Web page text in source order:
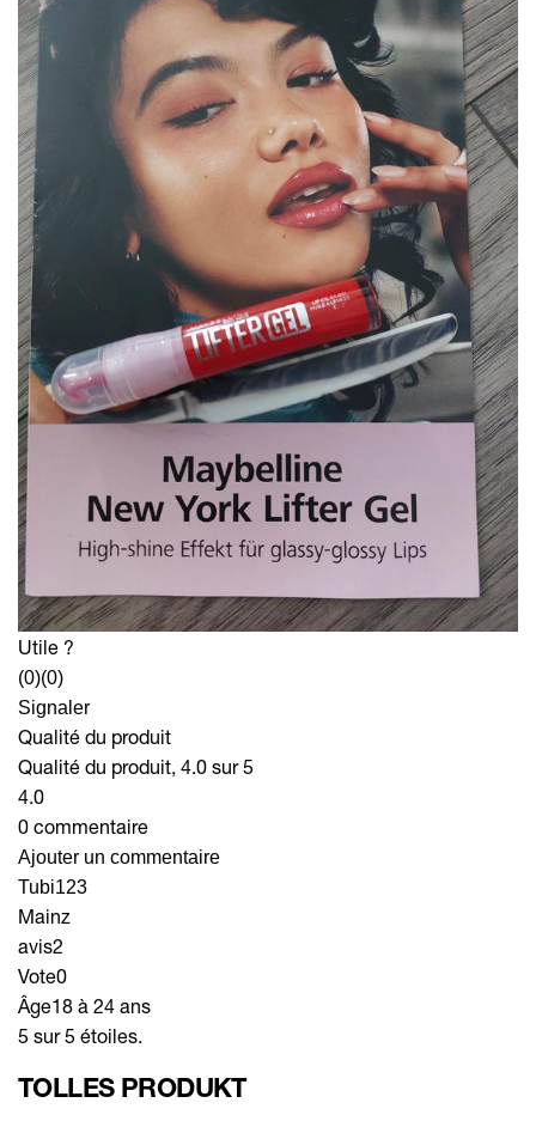
Utile ?
(0)(0)
Signaler
Qualité du produit
Qualité du produit, 4.0 sur 5
4.0
0 commentaire
Ajouter un commentaire
Tubi123
Mainz
avis2
Vote0
Âge18 à 24 ans
5 sur 5 étoiles.
TOLLES PRODUKT